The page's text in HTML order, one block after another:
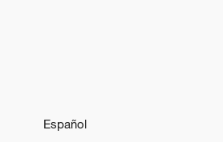
Español